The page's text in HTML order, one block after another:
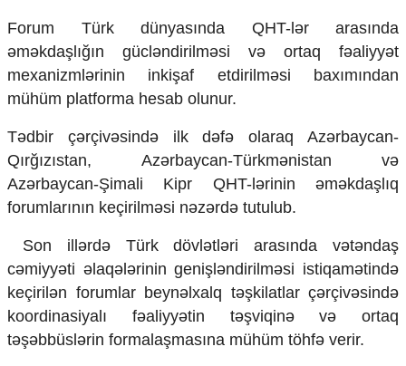
Mədəniyyət
Diaspor
Yüksəliş hekayəsi
Mədəniyyətimizin Zəfəri
Zəfər Diasporu
Səhiyyə
Ailə və uşaq
Turizm
İqtisadiyyat
İqtisadi xəbərlər
Energetika
Neft-qaz
Əmək və sosial siyasət
Kənd təsərrüfatı
Hərbi sənaye
Forum Türk dünyasında QHT-lər arasında
əməkdaşlığın gücləndirilməsi və ortaq fəaliyyət
mexanizmlərinin inkişaf etdirilməsi baxımından
mühüm platforma hesab olunur.
Tədbir çərçivəsində ilk dəfə olaraq Azərbaycan-
Qırğızıstan, Azərbaycan-Türkmənistan və
Azərbaycan-Şimali Kipr QHT-lərinin əməkdaşlıq
forumlarının keçirilməsi nəzərdə tutulub.
Son illərdə Türk dövlətləri arasında vətəndaş
cəmiyyəti əlaqələrinin genişləndirilməsi istiqamətində
keçirilən forumlar beynəlxalq təşkilatlar çərçivəsində
koordinasiyalı fəaliyyətin təşviqinə və ortaq
təşəbbüslərin formalaşmasına mühüm töhfə verir.